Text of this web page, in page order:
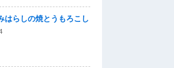
はらしの焼とうもろこし